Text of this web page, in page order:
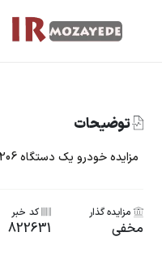
توضیحات
مزایده خودرو یک دستگاه 206 رنگ : سفید مدل : 88
مزایده گذار
مخفی
کد خبر
822631